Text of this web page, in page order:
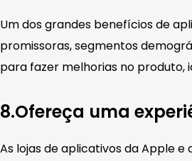
Um dos grandes benefícios de
promissoras, segmentos
para fazer melhorias no produto,
8.Ofereça uma
As lojas de aplicativos da Apple